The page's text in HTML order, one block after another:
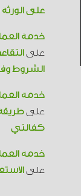
على
خدمة
على
الشروط
خدمة
على
كفالتي
خدمة
على